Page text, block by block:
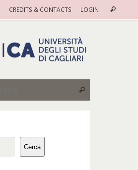
CREDITS & CONTACTS LOGIN Cerca
Cerca
Cerca